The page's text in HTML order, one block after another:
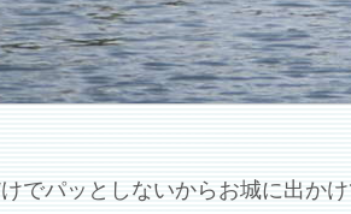
でパッとしないからお城に出か